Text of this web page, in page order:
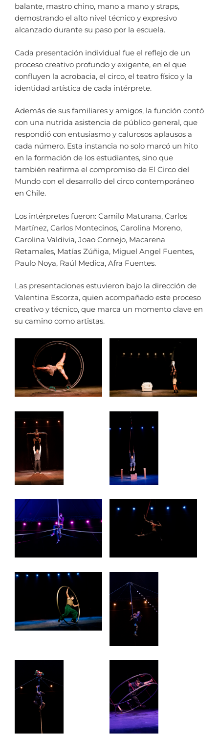
balante, mastro chino, mano a mano y straps,
demostrando el alto nivel técnico y expresivo
alcanzado durante su paso por la escuela.
Cada presentación individual fue el reflejo de un
proceso creativo profundo y exigente, en el que
confluyen la acrobacia, el circo, el teatro físico y la
identidad artística de cada intérprete.
Además de sus familiares y amigos, la función contó
con una nutrida asistencia de público general, que
respondió con entusiasmo y calurosos aplausos a
cada número. Esta instancia no solo marcó un hito
en la formación de los estudiantes, sino que
también reafirma el compromiso de El Circo del
Mundo con el desarrollo del circo contemporáneo
en Chile.
Los intérpretes fueron: Camilo Maturana, Carlos
Martínez, Carlos Montecinos, Carolina Moreno,
Carolina Valdivia, Joao Cornejo, Macarena
Retamales, Matías Zúñiga, Miguel Angel Fuentes,
Paulo Noya, Raúl Medica, Afra Fuentes.
Las presentaciones estuvieron bajo la dirección de
Valentina Escorza, quien acompañado este proceso
creativo y técnico, que marca un momento clave en
su camino como artistas.